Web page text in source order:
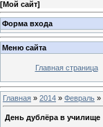
[Мой сайт]
Форма входа
Меню сайта
Главная страница
Главная » 2014 » Февраль »
День дублёра в училище